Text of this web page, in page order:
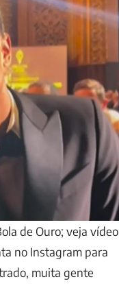
de Ouro; veja vídeo
no Instagram para
muita gente